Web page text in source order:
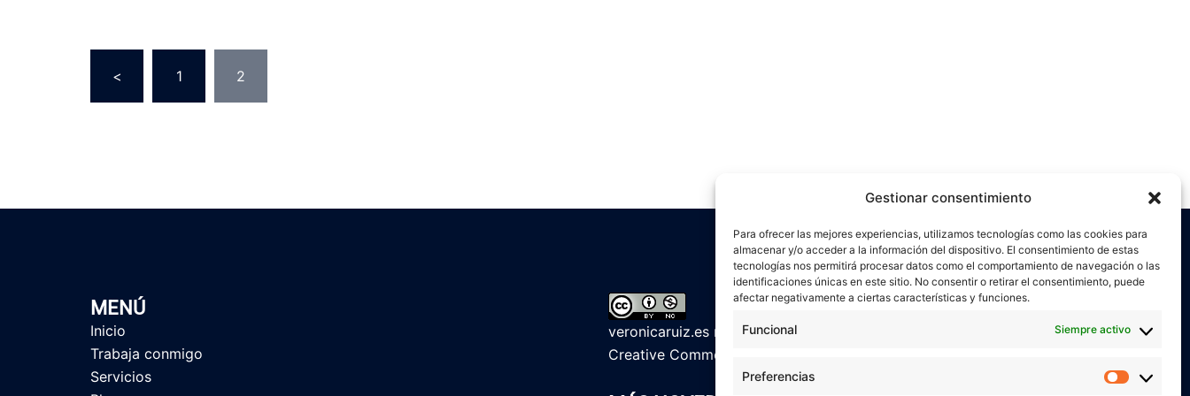
Gestionar consentimiento
Para ofrecer las mejores experiencias, utilizamos tecnologías como las cookies para
almacenar y/o acceder a la información del dispositivo. El consentimiento de estas
tecnologías nos permitirá procesar datos como el comportamiento de navegación o las
identificaciones únicas en este sitio. No consentir o retirar el consentimiento, puede
afectar negativamente a ciertas características y funciones.
Funcional Siempre activo
Preferencias
Paginación
de
< 1 2
MENÚ
Inicio
Trabaja conmigo
Servicios
veronicaruiz.es realizada por
licencia de
Creative Commons Reconocimiento-NoComercial 4.0 Internacional